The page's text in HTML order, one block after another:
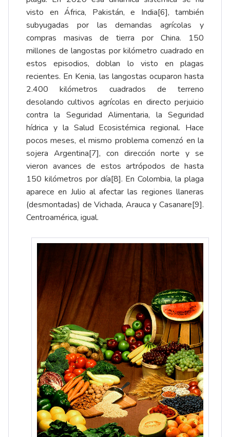
visto en África, Pakistán, e India[6], también
subyugadas por las demandas agrícolas y
compras masivas de tierra por China. 150
millones de langostas por kilómetro cuadrado en
estos episodios, doblan lo visto en plagas
recientes. En Kenia, las langostas ocuparon hasta
2.400 kilómetros cuadrados de terreno
desolando cultivos agrícolas en directo perjuicio
contra la Seguridad Alimentaria, la Seguridad
hídrica y la Salud Ecosistémica regional. Hace
pocos meses, el mismo problema comenzó en la
sojera Argentina[7], con dirección norte y se
vieron avances de estos artrópodos de hasta
150 kilómetros por día[8]. En Colombia, la plaga
aparece en Julio al afectar las regiones llaneras
(desmontadas) de Vichada, Arauca y Casanare[9].
Centroamérica, igual.